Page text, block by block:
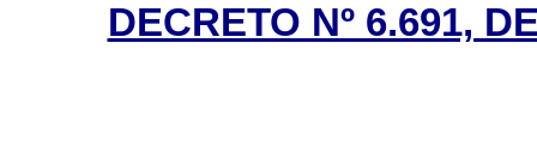
DECRETO Nº 6.691,